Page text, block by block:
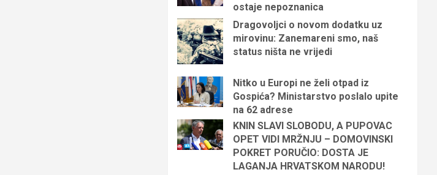
ostaje nepoznanica
Dragovoljci o novom dodatku uz
mirovinu: Zanemareni smo, naš
status ništa ne vrijedi
Nitko u Europi ne želi otpad iz
Gospića? Ministarstvo poslalo upite
na 62 adrese
KNIN SLAVI SLOBODU, A PUPOVAC
OPET VIDI MRŽNJU – DOMOVINSKI
POKRET PORUČIO: DOSTA JE
LAGANJA HRVATSKOM NARODU!